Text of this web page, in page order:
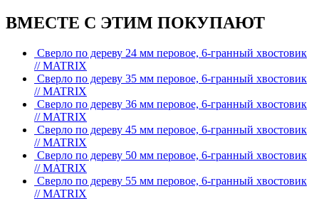
ВМЕСТЕ С ЭТИМ ПОКУПАЮТ
Сверло по дереву 24 мм перовое, 6-гранный хвостовик
// MATRIX
Сверло по дереву 35 мм перовое, 6-гранный хвостовик
// MATRIX
Сверло по дереву 36 мм перовое, 6-гранный хвостовик
// MATRIX
Сверло по дереву 45 мм перовое, 6-гранный хвостовик
// MATRIX
Сверло по дереву 50 мм перовое, 6-гранный хвостовик
// MATRIX
Сверло по дереву 55 мм перовое, 6-гранный хвостовик
// MATRIX